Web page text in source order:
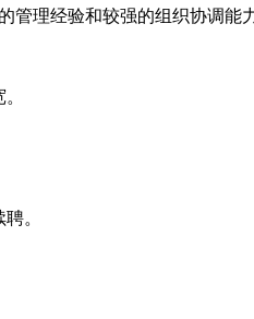
理经验和较强的组织协调能
。